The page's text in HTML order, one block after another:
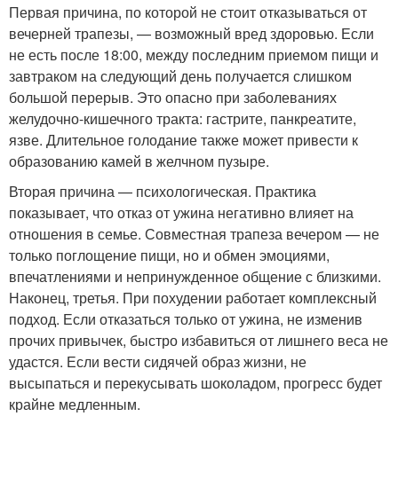
Первая причина, по которой не стоит отказываться от
вечерней трапезы, — возможный вред здоровью. Если
не есть после 18:00, между последним приемом пищи и
завтраком на следующий день получается слишком
большой перерыв. Это опасно при заболеваниях
желудочно-кишечного тракта: гастрите, панкреатите,
язве. Длительное голодание также может привести к
образованию камей в желчном пузыре.
Вторая причина — психологическая. Практика
показывает, что отказ от ужина негативно влияет на
отношения в семье. Совместная трапеза вечером — не
только поглощение пищи, но и обмен эмоциями,
впечатлениями и непринужденное общение с близкими.
Наконец, третья. При похудении работает комплексный
подход. Если отказаться только от ужина, не изменив
прочих привычек, быстро избавиться от лишнего веса не
удастся. Если вести сидячей образ жизни, не
высыпаться и перекусывать шоколадом, прогресс будет
крайне медленным.